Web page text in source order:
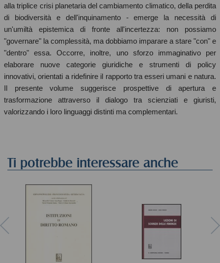
alla triplice crisi planetaria del cambiamento climatico, della perdita
di biodiversità e dell'inquinamento - emerge la necessità di
un'umiltà epistemica di fronte all'incertezza: non possiamo
"governare" la complessità, ma dobbiamo imparare a stare "con" e
"dentro" essa. Occorre, inoltre, uno sforzo immaginativo per
elaborare nuove categorie giuridiche e strumenti di policy
innovativi, orientati a ridefinire il rapporto tra esseri umani e natura.
Il presente volume suggerisce prospettive di apertura e
trasformazione attraverso il dialogo tra scienziati e giuristi,
valorizzando i loro linguaggi distinti ma complementari.
Ti potrebbe interessare anche